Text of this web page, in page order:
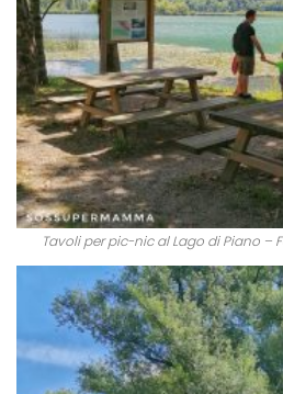
Tavoli per pic-nic al Lago di Piano –